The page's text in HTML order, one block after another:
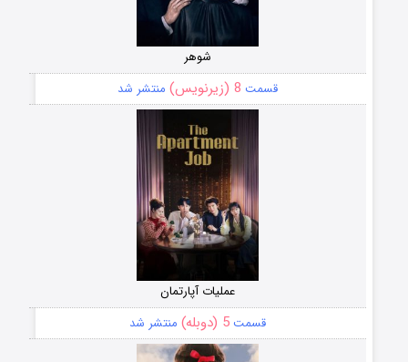
شوهر
قسمت 8 (زیرنویس) منتشر شد
عملیات آپارتمان
قسمت5 (دوبله) منتشر شد